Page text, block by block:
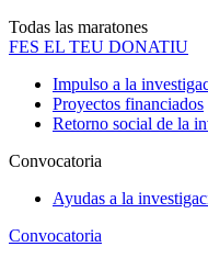
Todas las maratones
FES EL TEU DONATIU
Impulso a la
Proyectos financiados
Retorno social de la
Convocatoria
Ayudas a la
Convocatoria